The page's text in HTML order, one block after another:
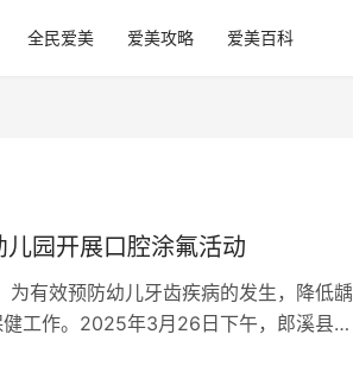
全民爱美 爱美攻略 爱美百科
园开展口腔涂氟活动
为有效预防幼儿牙齿疾病的发生，降低龋
工作。2025年3月26日下午，郎溪县医